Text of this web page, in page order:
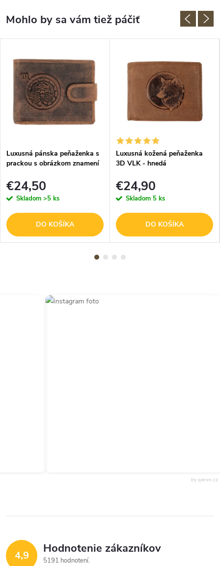
Luxusná pánska peňaženka s
prackou s obrázkom znamení
€24,50
Skladom >5 ks
DO KOŠÍKA
Luxusná kožená peňaženka
3D VLK - hnedá
€24,90
Skladom 5 ks
DO KOŠÍKA
by qeron.cz
4,9 Hodnotenie zákazníkov
5191 hodnotení